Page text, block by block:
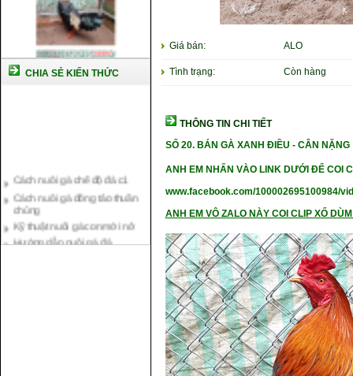
CHIA SẺ KIẾN THỨC
chủng
Kỹ thuật nuôi gà con mới nở
Hướng dẫn nuôi gà đá
Tại sao bạn cần biết cách nuôi
gà chọi ?
Giá bán: ALO
Tình trạng: Còn hàng
THÔNG TIN CHI TIẾT
SỐ 20.BÁN GÀ XANH ĐIỀU - CÂN NẶNG
ANH EM NHẤN VÀO LINK DƯỚI ĐỂ COI
www.facebook.com/100002695100984/
ANH EM VÔ ZALO NÀY COI CLIP XỔ